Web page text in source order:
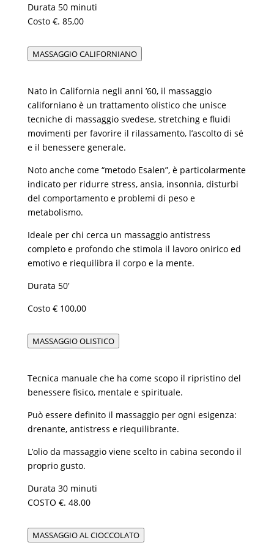
Durata 50 minuti
Costo €. 85,00
MASSAGGIO CALIFORNIANO
Nato in California negli anni ’60, il massaggio
californiano è un trattamento olistico che unisce
tecniche di massaggio svedese, stretching e fluidi
movimenti per favorire il rilassamento, l’ascolto di sé
e il benessere generale.
Noto anche come “metodo Esalen”, è particolarmente
indicato per ridurre stress, ansia, insonnia, disturbi
del comportamento e problemi di peso e
metabolismo.
Ideale per chi cerca un massaggio antistress
completo e profondo che stimola il lavoro onirico ed
emotivo e riequilibra il corpo e la mente.
Durata 50′
Costo € 100,00
MASSAGGIO OLISTICO
Tecnica manuale che ha come scopo il ripristino del
benessere fisico, mentale e spirituale.
Può essere definito il massaggio per ogni esigenza:
drenante, antistress e riequilibrante.
L’olio da massaggio viene scelto in cabina secondo il
proprio gusto.
Durata 30 minuti
COSTO €. 48.00
MASSAGGIO AL CIOCCOLATO